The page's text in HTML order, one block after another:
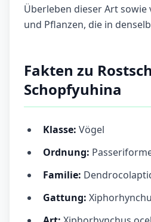
Überleben dieser Art sowie
und Pflanzen, die in
Fakten zu
Schopfyuhina
Klasse: Vögel
Ordnung:
Familie:
Gattung: